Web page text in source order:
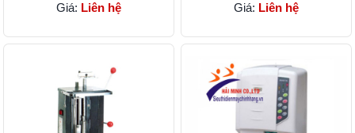
Giá: Liên hệ Giá: Liên hệ